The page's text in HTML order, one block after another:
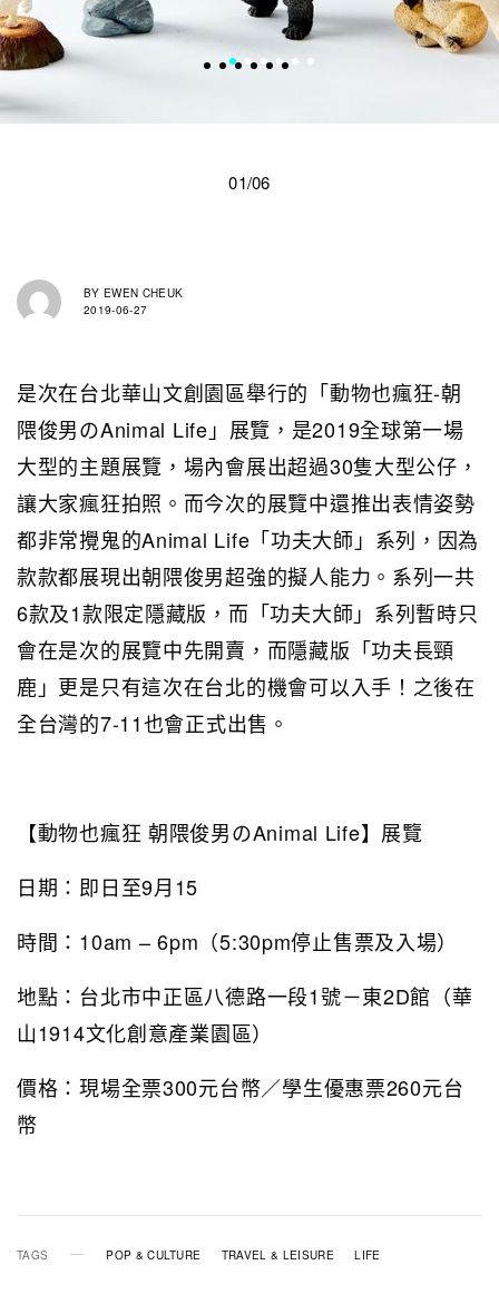
01/06
BY EWEN CHEUK
2019-06-27
是次在台北華山文創園區舉行的「動物也瘋狂-朝
隈俊男のAnimal Life」展覽，是2019全球第一場
大型的主題展覽，場內會展出超過30隻大型公仔，
讓大家瘋狂拍照。而今次的展覽中還推出表情姿勢
都非常攪鬼的Animal Life「功夫大師」系列，因為
款款都展現出朝隈俊男超強的擬人能力。系列一共
6款及1款限定隱藏版，而「功夫大師」系列暫時只
會在是次的展覽中先開賣，而隱藏版「功夫長頸
鹿」更是只有這次在台北的機會可以入手！之後在
全台灣的7-11也會正式出售。
【動物也瘋狂 朝隈俊男のAnimal Life】展覽
日期：即日至9月15
時間：10am – 6pm（5:30pm停止售票及入場）
地點：台北市中正區八德路一段1號－東2D館（華
山1914文化創意產業園區）
價格：現場全票300元台幣／學生優惠票260元台
幣
TAGS POP & CULTURE TRAVEL & LEISURE LIFE